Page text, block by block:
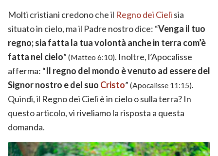
Molti cristiani credono che il Regno dei Cieli sia
situato in cielo, ma il Padre nostro dice: “Venga il tuo
regno; sia fatta la tua volontà anche in terra com’è
fatta nel cielo” (Matteo 6:10). Inoltre, l’Apocalisse
afferma: “Il regno del mondo è venuto ad essere del
Signor nostro e del suo Cristo” (Apocalisse 11:15).
Quindi, il Regno dei Cieli è in cielo o sulla terra? In
questo articolo, vi riveliamo la risposta a questa
domanda.